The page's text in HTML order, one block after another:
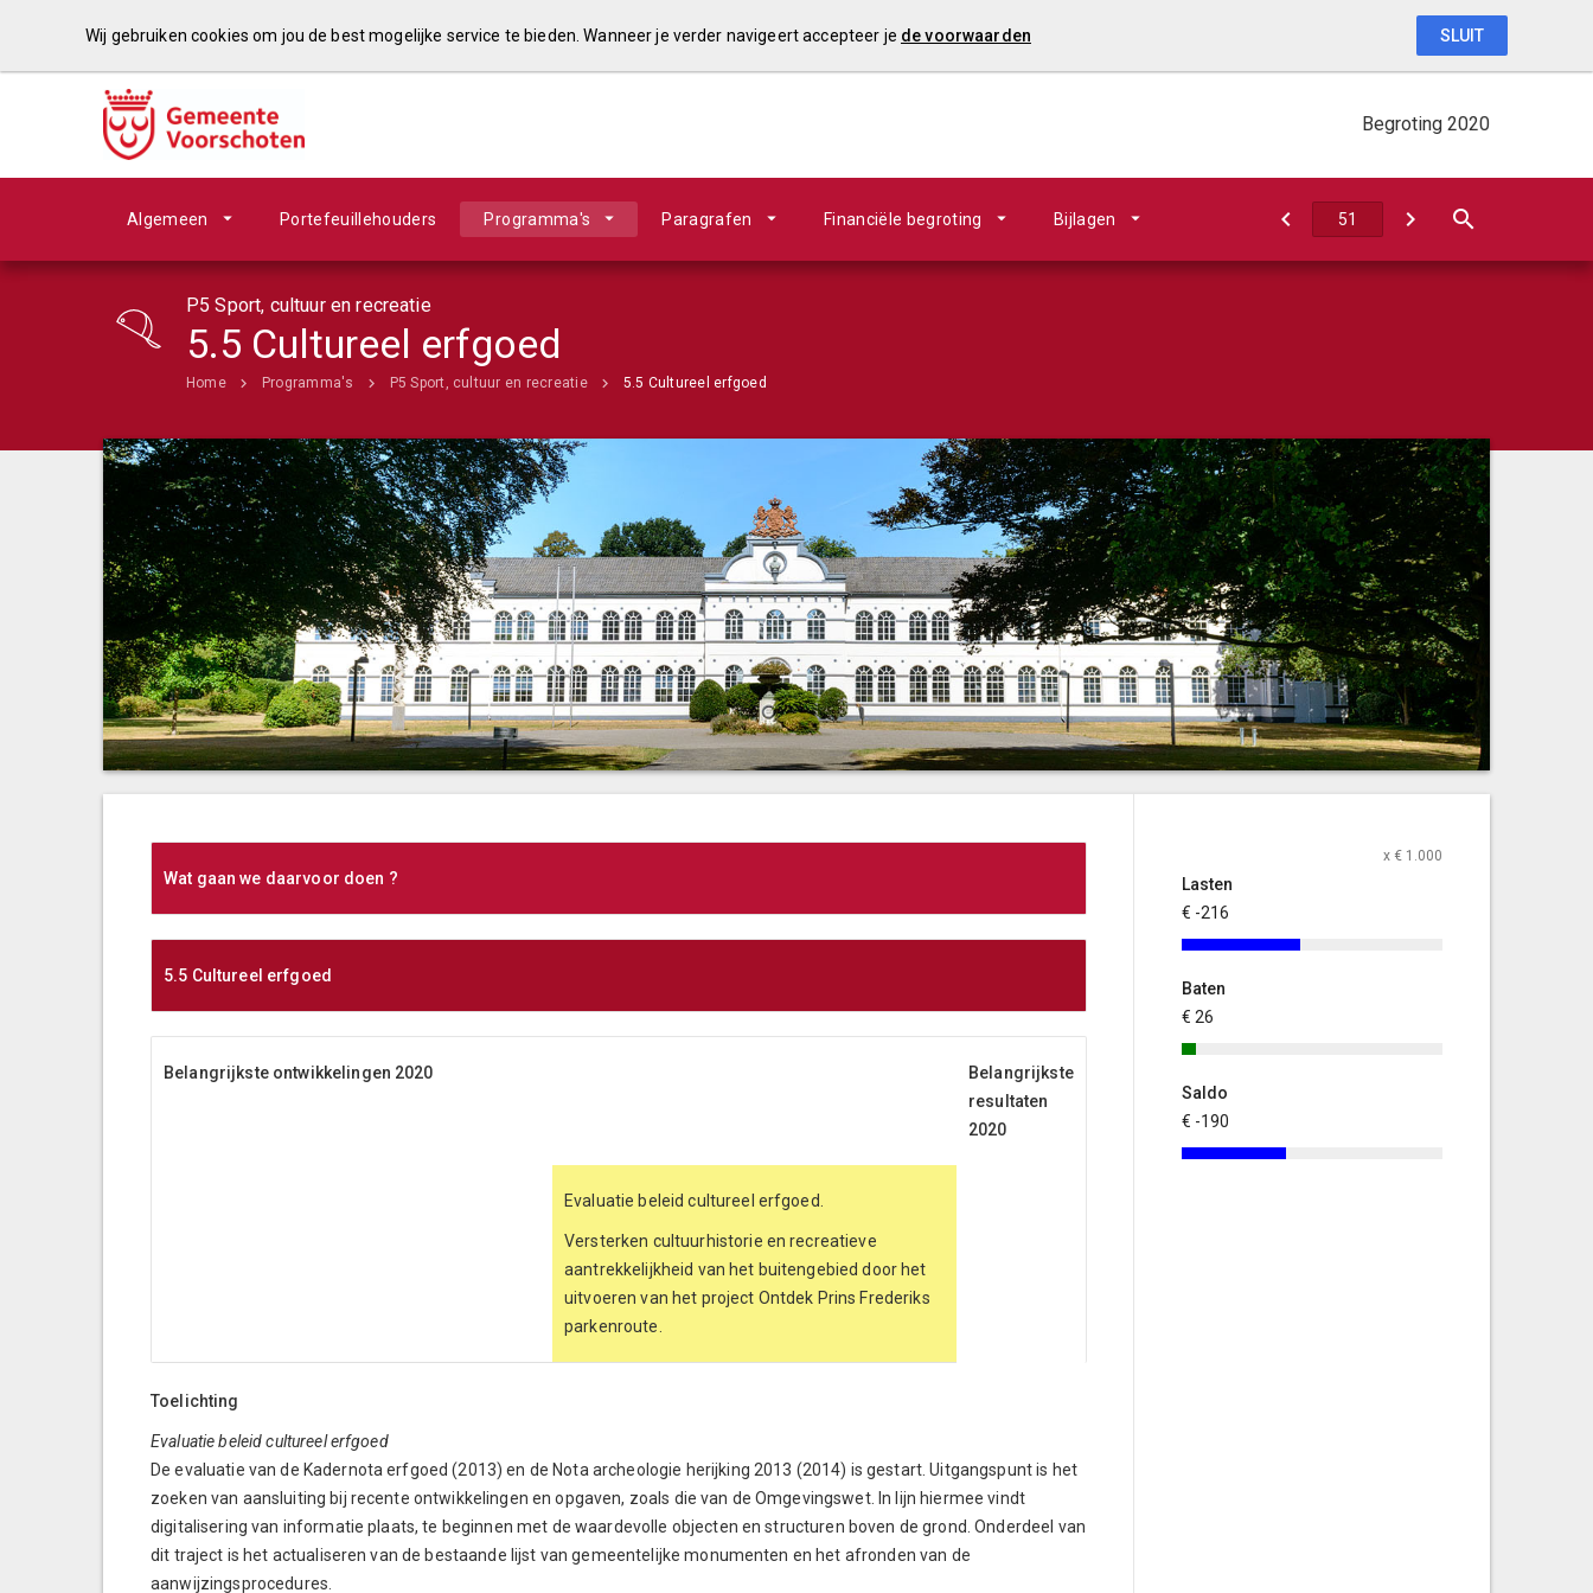
Begroting 2020
Algemeen Portefeuillehouders Programma's Paragrafen Financiële begroting Bijlagen
P5 Sport, cultuur en recreatie
5.5 Cultureel erfgoed
Home Programma's P5 Sport, cultuur en recreatie 5.5 Cultureel erfgoed
Wat gaan we daarvoor doen ?
5.5 Cultureel erfgoed
Belangrijkste ontwikkelingen 2020
Belangrijkste
resultaten
2020
Evaluatie beleid cultureel erfgoed.
Versterken cultuurhistorie en recreatieve
aantrekkelijkheid van het buitengebied door het
uitvoeren van het project Ontdek Prins Frederiks
parkenroute.
Toelichting
Evaluatie beleid cultureel erfgoed
De evaluatie van de Kadernota erfgoed (2013) en de Nota archeologie herijking 2013 (2014) is gestart. Uitgangspunt is het
zoeken van aansluiting bij recente ontwikkelingen en opgaven, zoals die van de Omgevingswet. In lijn hiermee vindt
digitalisering van informatie plaats, te beginnen met de waardevolle objecten en structuren boven de grond. Onderdeel van
dit traject is het actualiseren van de bestaande lijst van gemeentelijke monumenten en het afronden van de
aanwijzingsprocedures.
x € 1.000
Lasten
€ -216
Baten
€ 26
Saldo
€ -190
Wij gebruiken cookies om jou de best mogelijke service te bieden. Wanneer je verder navigeert accepteer je de voorwaarden SLUIT